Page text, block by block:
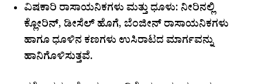
ವಿಷಕಾರಿ ರಾಸಾಯನಿಕಗಳು ಮತ್ತು ಧೂಳು: ನೀರಿನಲ್ಲಿ
ಕ್ಲೋರಿನ್, ಡೀಸೆಲ್ ಹೊಗೆ, ಬೆಂಜೀನ್ ರಾಸಾಯನಿಕಗಳು
ಹಾಗೂ ಧೂಳಿನ ಕಣಗಳು ಉಸಿರಾಟದ ಮಾರ್ಗವನ್ನು
ಹಾನಿಗೊಳಿಸುತ್ತವೆ.